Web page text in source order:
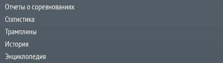
Отчеты о соревнованиях
Статистика
Трамплины
История
Энциклопедия